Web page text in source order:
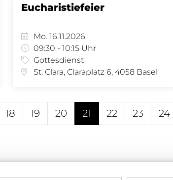
Eucharistiefeier
Mo. 16.11.2026
09:30 - 10:15 Uhr
Gottesdienst
St. Clara, Claraplatz 6, 4058 Basel
18 19 20 21 22 23 24